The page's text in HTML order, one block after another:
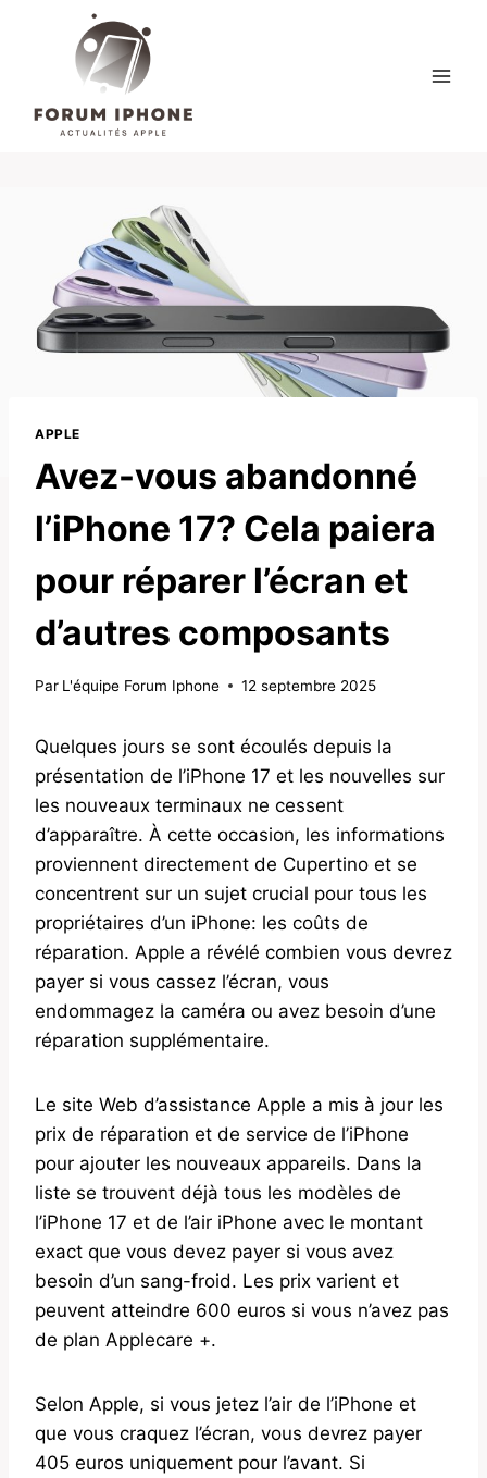
APPLE
Avez-vous abandonné
l’iPhone 17? Cela paiera
pour réparer l’écran et
d’autres composants
Par L'équipe Forum Iphone 12 septembre 2025
Quelques jours se sont écoulés depuis la
présentation de l’iPhone 17 et les nouvelles sur
les nouveaux terminaux ne cessent
d’apparaître. À cette occasion, les informations
proviennent directement de Cupertino et se
concentrent sur un sujet crucial pour tous les
propriétaires d’un iPhone: les coûts de
réparation. Apple a révélé combien vous devrez
payer si vous cassez l’écran, vous
endommagez la caméra ou avez besoin d’une
réparation supplémentaire.
Le site Web d’assistance Apple a mis à jour les
prix de réparation et de service de l’iPhone
pour ajouter les nouveaux appareils. Dans la
liste se trouvent déjà tous les modèles de
l’iPhone 17 et de l’air iPhone avec le montant
exact que vous devez payer si vous avez
besoin d’un sang-froid. Les prix varient et
peuvent atteindre 600 euros si vous n’avez pas
de plan Applecare +.
Selon Apple, si vous jetez l’air de l’iPhone et
que vous craquez l’écran, vous devrez payer
405 euros uniquement pour l’avant. Si